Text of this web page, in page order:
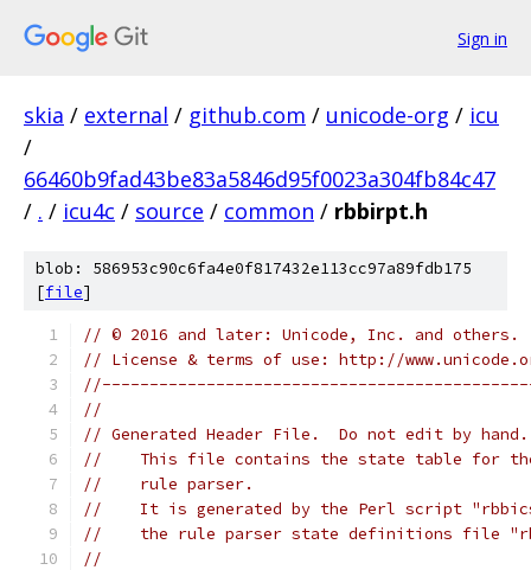
Sign in
skia / external / github.com / unicode-org / icu
/
66460b9fad43be83a5846d95f0023a304fb84c47
/ . / icu4c / source / common / rbbirpt.h
blob: 586953c90c6fa4e0f817432e113cc97a89fdb175
[file]
// © 2016 and later: Unicode, Inc. and others.
// License & terms of use: http://
//
// Generated Header File.  Do not edit by hand.
//    This file contains the state table for the
//    rule parser.
//    It is generated by the Perl script
//    the rule parser state definitions file
//